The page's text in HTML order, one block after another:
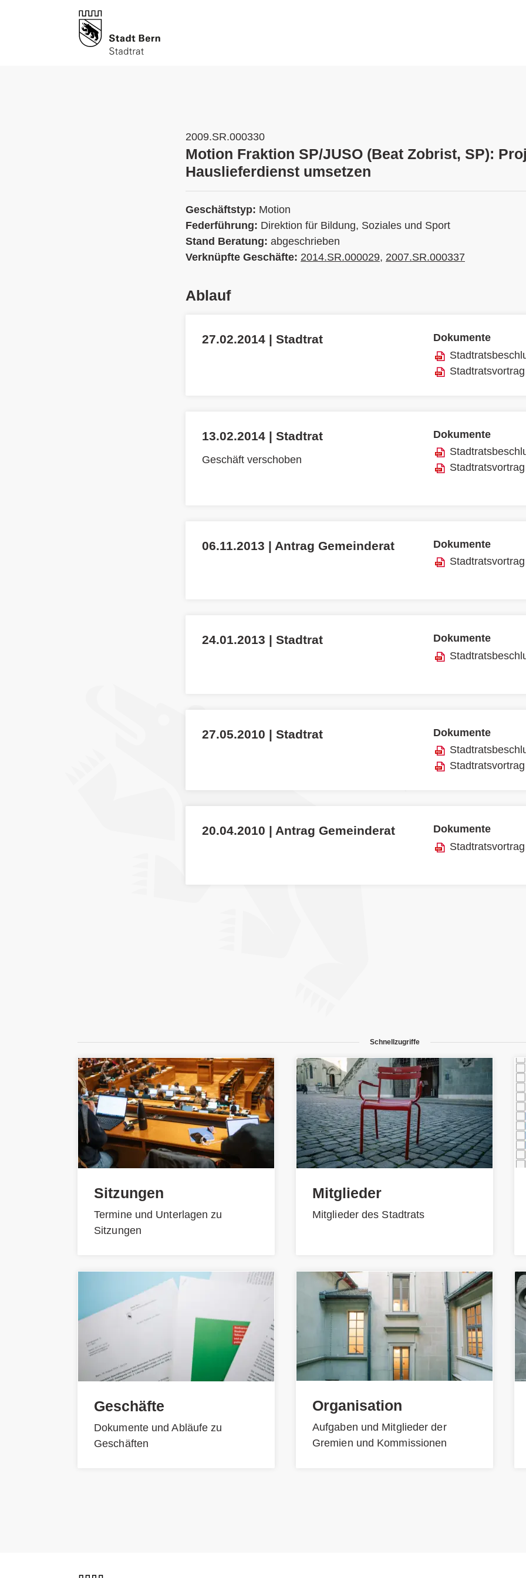
2009.SR.000330
Motion Fraktion SP/JUSO (Beat Zobrist, SP):
Hauslieferdienst umsetzen
Geschäftstyp: Motion
Federführung: Direktion für Bildung, Soziales und Sport
Stand Beratung: abgeschrieben
Verknüpfte Geschäfte: 2014.SR.000029, 2007.SR.000337
Ablauf
27.02.2014 | Stadtrat
Dokumente
Stadtratsvortrag
13.02.2014 | Stadtrat
Geschäft verschoben
Dokumente
Stadtratsvortrag
06.11.2013 | Antrag Gemeinderat
Dokumente
Stadtratsvortrag
24.01.2013 | Stadtrat
Dokumente
27.05.2010 | Stadtrat
Dokumente
Stadtratsvortrag
20.04.2010 | Antrag Gemeinderat
Dokumente
Stadtratsvortrag
Schnellzugriffe
Sitzungen
Termine und Unterlagen zu
Sitzungen
Geschäfte
Dokumente und Abläufe zu
Geschäften
Mitglieder
Mitglieder des Stadtrats
Organisation
Aufgaben und Mitglieder der
Gremien und Kommissionen